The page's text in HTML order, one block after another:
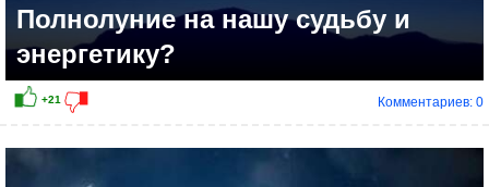
Полнолуние на нашу судьбу и
энергетику?
Комментариев: 0